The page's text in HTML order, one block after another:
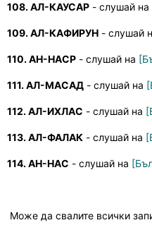
108. АЛ-КАУСАР - слушай на
109. АЛ-КАФИРУН - слушай
110. АН-НАСР - слушай на
111. АЛ-МАСАД - слушай на
112. АЛ-ИХЛАС - слушай на
113. АЛ-ФАЛАК - слушай на
114. АН-НАС - слушай на
Може да свалите всички